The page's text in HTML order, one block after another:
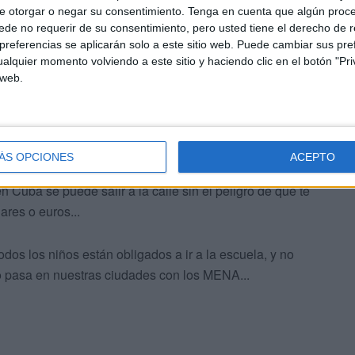
otorgar o negar su consentimiento. Tenga en cuenta que algún
no requerir de su consentimiento, pero usted tiene el derecho de
se aplicarán solo a este sitio web. Puede cambiar sus
momento volviendo a este sitio y haciendo clic en el botón
OPCIONES ACEPTO
frijoles y arroz para todos, y a cualquier hora, y nunca
Y además ron, ron pa cuando se seque el gaznate...
lo dicen el complejo económico-empresarial
Europea, que está a lo que le diga el Tío Sam...
Cuba se puede salir a la calle sin el peligro de que te
o euros...
los niños están obligados a ir a la escuela, y no
en nuestras ciudades con los MENA...